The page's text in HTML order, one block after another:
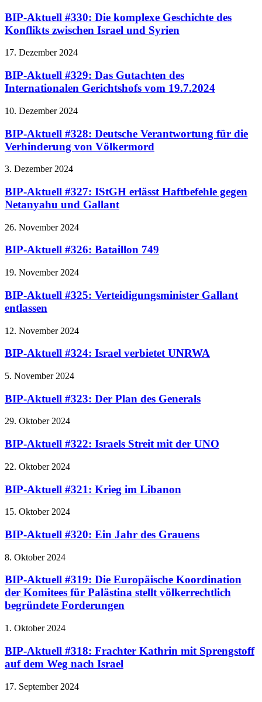
BIP-Aktuell #330: Die komplexe Geschichte des
Konflikts zwischen Israel und Syrien
17. Dezember 2024
BIP-Aktuell #329: Das Gutachten des
Internationalen Gerichtshofs vom 19.7.2024
10. Dezember 2024
BIP-Aktuell #328: Deutsche Verantwortung für die
Verhinderung von Völkermord
3. Dezember 2024
BIP-Aktuell #327: IStGH erlässt Haftbefehle gegen
Netanyahu und Gallant
26. November 2024
BIP-Aktuell #326: Bataillon 749
19. November 2024
BIP-Aktuell #325: Verteidigungsminister Gallant
entlassen
12. November 2024
BIP-Aktuell #324: Israel verbietet UNRWA
5. November 2024
BIP-Aktuell #323: Der Plan des Generals
29. Oktober 2024
BIP-Aktuell #322: Israels Streit mit der UNO
22. Oktober 2024
BIP-Aktuell #321: Krieg im Libanon
15. Oktober 2024
BIP-Aktuell #320: Ein Jahr des Grauens
8. Oktober 2024
BIP-Aktuell #319: Die Europäische Koordination
der Komitees für Palästina stellt völkerrechtlich
begründete Forderungen
1. Oktober 2024
BIP-Aktuell #318: Frachter Kathrin mit Sprengstoff
auf dem Weg nach Israel
17. September 2024